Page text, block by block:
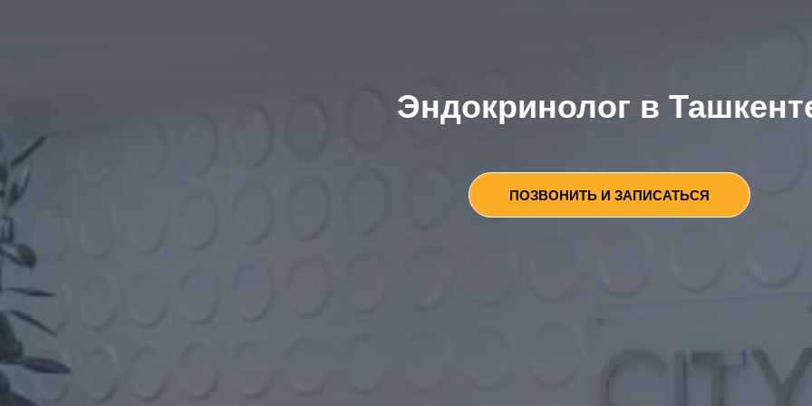
Эндокринолог в
ПОЗВОНИТЬ И ЗАПИСАТЬСЯ